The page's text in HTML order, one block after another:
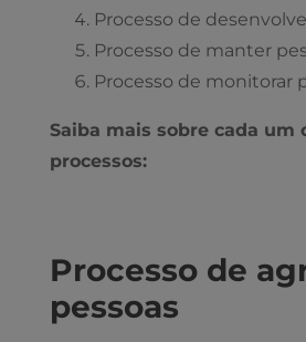
Processo de
Processo de manter
Processo de monitorar
Saiba mais sobre cada um
processos:
Processo de
pessoas